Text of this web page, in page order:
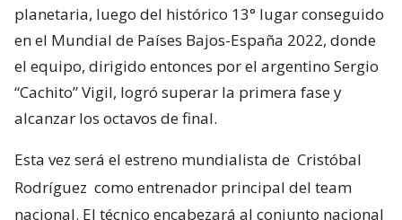
planetaria, luego del histórico 13° lugar conseguido
en el Mundial de Países Bajos-España 2022, donde
el equipo, dirigido entonces por el argentino Sergio
“Cachito” Vigil, logró superar la primera fase y
alcanzar los octavos de final.
Esta vez será el estreno mundialista de Cristóbal
Rodríguez como entrenador principal del team
nacional. El técnico encabezará al conjunto nacional